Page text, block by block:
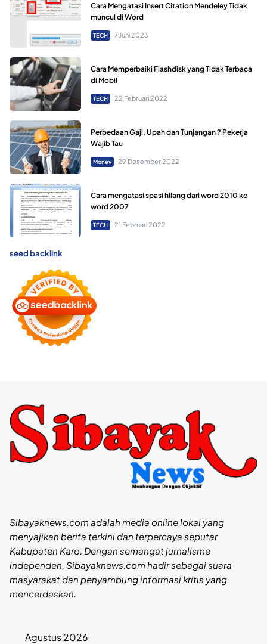
Cara Mengatasi Insert Citation Mendeley Tidak
muncul di Word
TECH 7 Juni 2023
Cara Memperbaiki Flashdisk yang Tidak Terbaca
di Mobil
TECH 22 Februari 2022
Perbedaan Gaji, Upah dan Tunjangan ? Pekerja
Wajib Tau
Money 29 Desember 2022
Cara mengatasi spasi hilang dari word 2010 ke
word 2007
TECH 21 Februari 2022
seed backlink
Sibayaknews.com adalah media online lokal yang
menyajikan berita terkini dan terpercaya seputar
Kabupaten Karo. Dengan semangat jurnalisme
independen, Sibayaknews.com hadir sebagai suara
masyarakat dan penyambung informasi kritis yang
mencerdaskan.
Agustus 2026